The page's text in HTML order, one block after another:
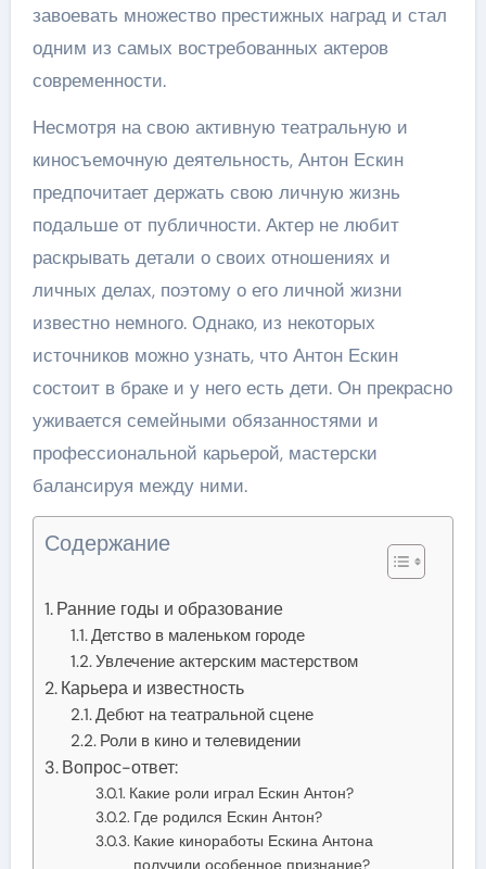
завоевать множество престижных наград и стал
одним из самых востребованных актеров
современности.
Несмотря на свою активную театральную и
киносъемочную деятельность, Антон Ескин
предпочитает держать свою личную жизнь
подальше от публичности. Актер не любит
раскрывать детали о своих отношениях и
личных делах, поэтому о его личной жизни
известно немного. Однако, из некоторых
источников можно узнать, что Антон Ескин
состоит в браке и у него есть дети. Он прекрасно
уживается семейными обязанностями и
профессиональной карьерой, мастерски
балансируя между ними.
Содержание
Ранние годы и образование
Детство в маленьком городе
Увлечение актерским мастерством
Карьера и известность
Дебют на театральной сцене
Роли в кино и телевидении
Вопрос-ответ:
Какие роли играл Ескин Антон?
Где родился Ескин Антон?
Какие киноработы Ескина Антона
получили особенное признание?